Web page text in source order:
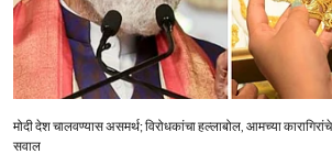
मोदी देश चालवण्यास असमर्थ; विरोधकांचा हल्लाबोल, आमच्या कारागिरांचे
सवाल